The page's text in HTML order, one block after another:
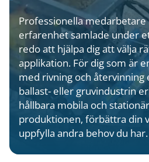
Professionella medarbetare
erfarenhet samlade under
redo att hjälpa dig att välja
applikation. För dig som är
med rivning och återvinning
ballast- eller gruvindustrin
hållbara mobila och
produktionen, förbättra din
uppfylla andra behov du har.